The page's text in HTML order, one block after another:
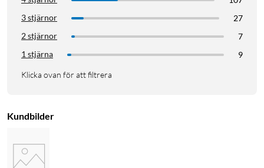
3 stjärnor
27
2 stjärnor
7
1 stjärna
9
Klicka ovan för att filtrera
Kundbilder